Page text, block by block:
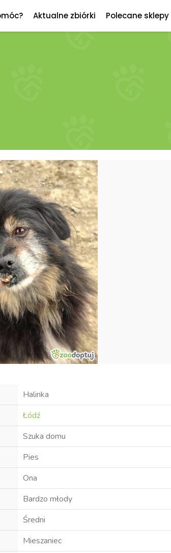
Aktualne zbiórki Polecane sklepy
Halinka
Łódź
Szuka domu
Pies
Ona
Bardzo młody
Średni
Mieszaniec